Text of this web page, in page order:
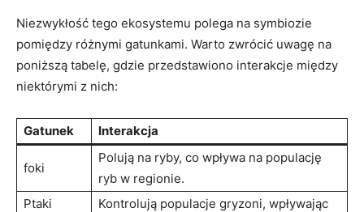
Niezwykłość tego ekosystemu polega na symbiozie
pomiędzy różnymi gatunkami. Warto zwrócić uwagę na
poniższą tabelę, gdzie przedstawiono interakcje między
niektórymi z nich:
Gatunek Interakcja
foki
Polują na ryby, co wpływa na populację
ryb w regionie.
Ptaki
Kontrolują populacje gryzoni, wpływając